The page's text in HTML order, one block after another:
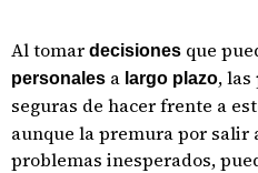
Al tomar decisiones que
personales a largo plazo, las
seguras de hacer frente a
aunque la premura por salir
problemas inesperados,